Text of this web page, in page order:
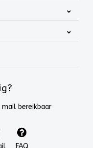
bereikbaar
FAQ